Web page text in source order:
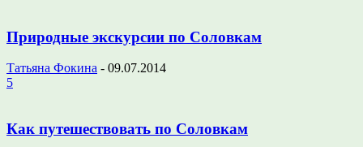
Природные экскурсии по Соловкам
Татьяна Фокина - 09.07.2014
5
Как путешествовать по Соловкам